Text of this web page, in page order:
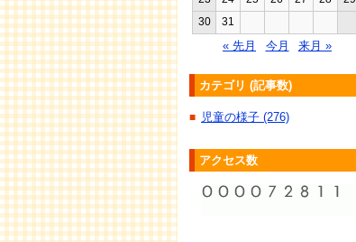
30
31
« 先月 今月 来月 »
カテゴリ (記事数)
■ 児童の様子 (276)
アクセス数